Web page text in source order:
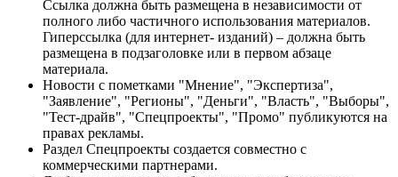
Ссылка должна быть размещена в независимости от
полного либо частичного использования материалов.
Гиперссылка (для интернет- изданий) – должна быть
размещена в подзаголовке или в первом абзаце
материала.
Новости с пометками "Мнение", "Экспертиза",
"Заявление", "Регионы", "Деньги", "Власть", "Выборы",
"Тест-драйв", "Спецпроекты", "Промо" публикуются на
правах рекламы.
Раздел Спецпроекты создается совместно с
коммерческими партнерами.